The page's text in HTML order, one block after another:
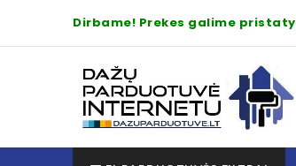
Dirbame! Prekes galime